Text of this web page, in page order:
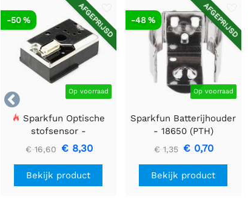

AFGEPRIJSD
Op voorraad
-50 %
Sparkfun Optische
stofsensor -
GP2Y1010AU0F
€ 16,60 € 8,30
Bekijk product
AFGEPRIJSD
Op voorraad
-48 %
Sparkfun Batterijhouder
- 18650 (PTH)
€ 1,35 € 0,70
Bekijk product